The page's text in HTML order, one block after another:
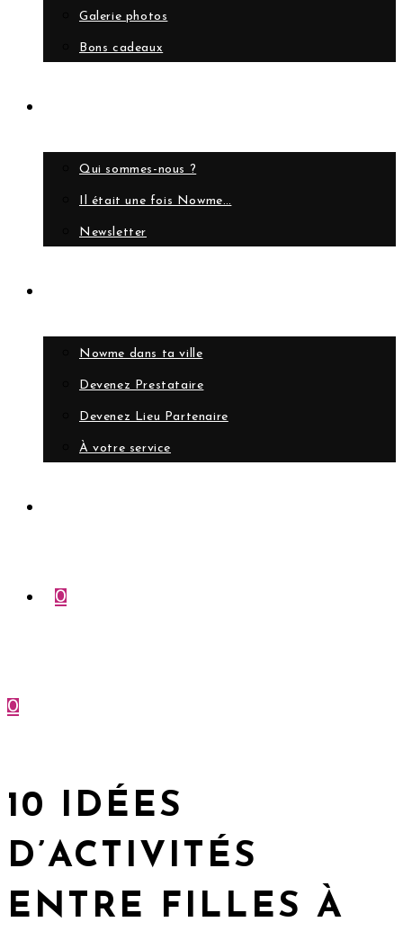
Galerie photos
Bons cadeaux
Qui sommes-nous ?
Il était une fois Nowme…
Newsletter
Nowme dans ta ville
Devenez Prestataire
Devenez Lieu Partenaire
À votre service
0
0
10 IDÉES
D’ACTIVITÉS
ENTRE FILLES À